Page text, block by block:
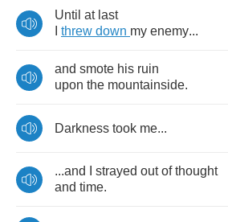
Until at last
threw down my enemy...
and smote his ruin
upon the mountainside.
Darkness took me...
...and strayed out of thought
and time.